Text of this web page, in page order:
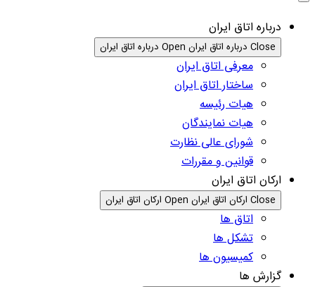
درباره اتاق ایران
Close درباره اتاق ایران Open درباره اتاق ایران
معرفی اتاق ایران
ساختار اتاق ایران
هیات رئیسه
هیات نمایندگان
شورای عالی نظارت
قوانین و مقررات
ارکان اتاق ایران
Close ارکان اتاق ایران Open ارکان اتاق ایران
اتاق ها
تشکل ها
کمیسیون ها
گزارش ها